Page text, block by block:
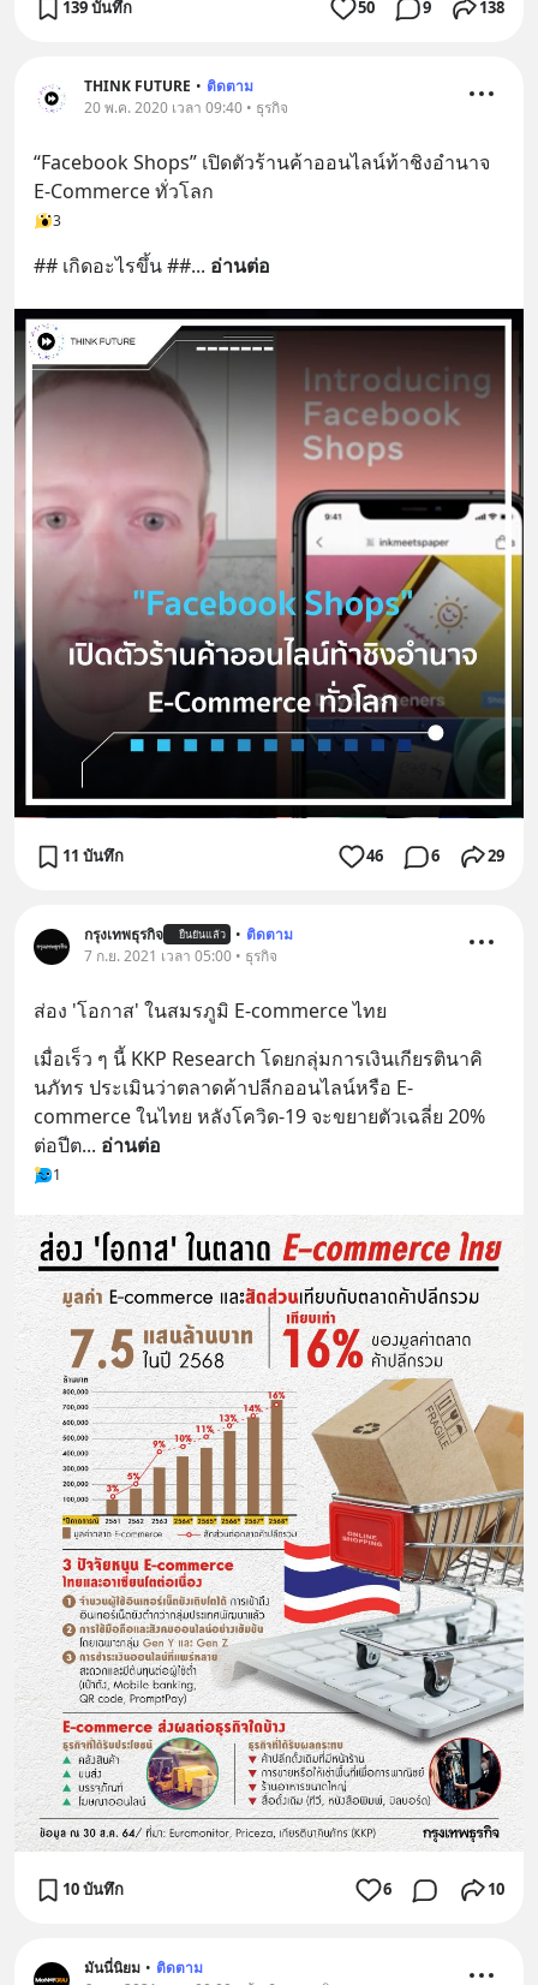
139 บันทึก 50 9 138
THINK FUTURE • ติดตาม
20 พ.ค. 2020 เวลา 09:40 • ธุรกิจ
“Facebook Shops” เปิดตัวร้านค้าออนไลน์ท้าชิงอำนาจ
E-Commerce ทั่วโลก
3
## เกิดอะไรขึ้น ##... อ่านต่อ
11 บันทึก 46 6 29
กรุงเทพธุรกิจ ยืนยันแล้ว • ติดตาม
7 ก.ย. 2021 เวลา 05:00 • ธุรกิจ
ส่อง 'โอกาส' ในสมรภูมิ E-commerce ไทย
เมื่อเร็ว ๆ นี้ KKP Research โดยกลุ่มการเงินเกียรตินาคิ
นภัทร ประเมินว่าตลาดค้าปลีกออนไลน์หรือ E-
commerce ในไทย หลังโควิด-19 จะขยายตัวเฉลี่ย 20%
ต่อปีต... อ่านต่อ
1
10 บันทึก 6 10
มันนี่นิยม • ติดตาม